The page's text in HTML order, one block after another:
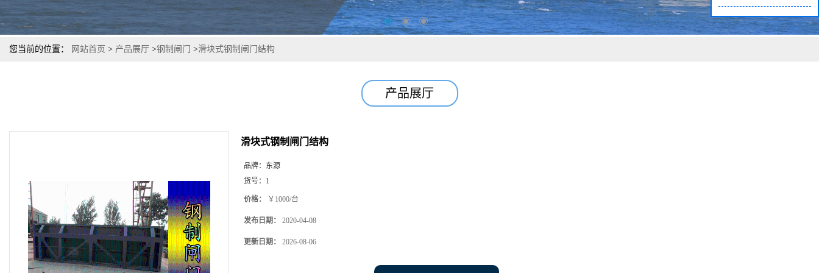
您当前的位置： 网站首页 > 产品展厅 >钢制闸门 >滑块式钢制闸门结构
产品展厅
滑块式钢制闸门结构
品牌： 东源
货号： 1
价格： ￥1000/台
发布日期： 2020-04-08
更新日期： 2026-08-06